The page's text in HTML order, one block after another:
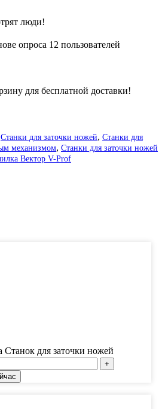
люди!
опроса 12 пользователей
для бесплатной доставки!
Станки для заточки ножей, Станки для
механизмом, Станки для заточки ножей
Вектор V-Prof
Станок для заточки ножей